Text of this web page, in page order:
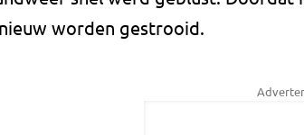
worden gestrooid.